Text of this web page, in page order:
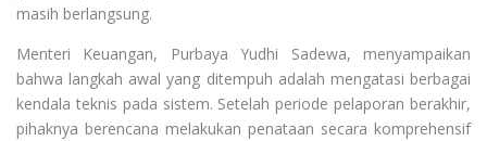
masih berlangsung.
Menteri Keuangan, Purbaya Yudhi Sadewa, menyampaikan
bahwa langkah awal yang ditempuh adalah mengatasi berbagai
kendala teknis pada sistem. Setelah periode pelaporan berakhir,
pihaknya berencana melakukan penataan secara komprehensif